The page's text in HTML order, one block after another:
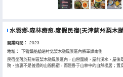
水雲鄉·森林療愈·度假民宿(天津薊州梨木
開業時間： 2023
地址：
下營鎮船艙峪村北梨木颱風景區內將軍譚南側
民宿坐落於薊州區梨木颱風景區內，山巒圍繞，屋前溪水，屋
院，這裏不是普通的山間民宿，而是卧于山林中的自然棲居；
的是潺潺流水聲與鳥鳴聲，入心的大自然的清新與芬芳；居於